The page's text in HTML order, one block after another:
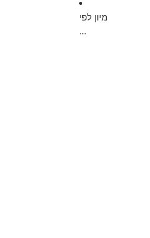
מיון לפי
...